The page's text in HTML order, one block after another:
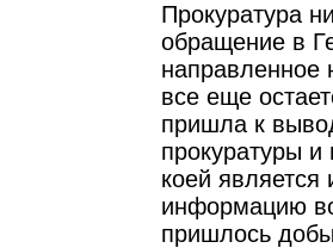
Прокуратура
обращение в
все еще
пришла к
прокуратуры и
коей
информацию
пришлось